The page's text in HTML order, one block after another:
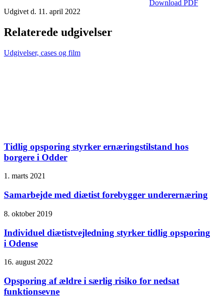
Download PDF
Udgivet d. 11. april 2022
Relaterede udgivelser
Udgivelser, cases og film
Tidlig opsporing styrker ernæringstilstand hos
borgere i Odder
1. marts 2021
Samarbejde med diætist forebygger underernæring
8. oktober 2019
Individuel diætistvejledning styrker tidlig opsporing
i Odense
16. august 2022
Opsporing af ældre i særlig risiko for nedsat
funktions­evne